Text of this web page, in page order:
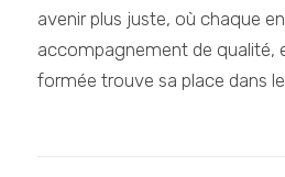
avenir plus juste, où chaque
accompagnement de qualité,
formée trouve sa place dans